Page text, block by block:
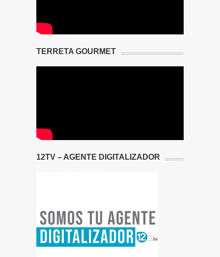
TERRETA GOURMET
12TV – AGENTE DIGITALIZADOR